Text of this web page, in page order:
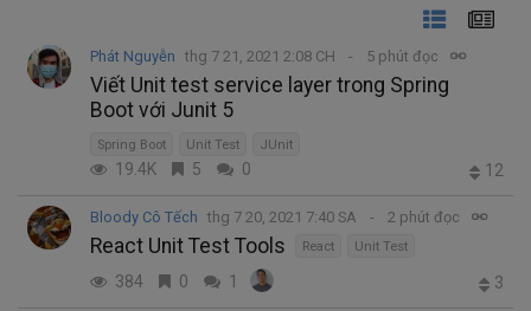
Phát Nguyễn thg 7 21, 2021 2:08 CH 5 phút đọc
Viết Unit test service layer trong Spring
Boot với Junit 5
Spring Boot Unit Test JUnit
19.4K 5 0 12
Bloody Cô Tếch thg 7 20, 2021 7:40 SA 2 phút đọc
React Unit Test Tools React Unit Test
384 0 1 3